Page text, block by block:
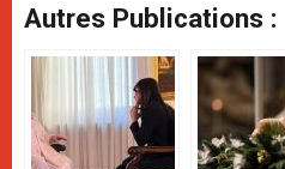
Autres Publications :